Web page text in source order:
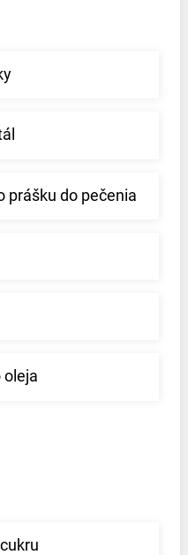
prášku do pečenia